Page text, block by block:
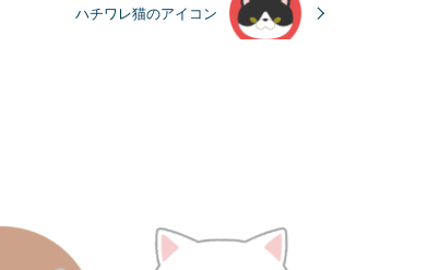
ハチワレ猫のアイコン